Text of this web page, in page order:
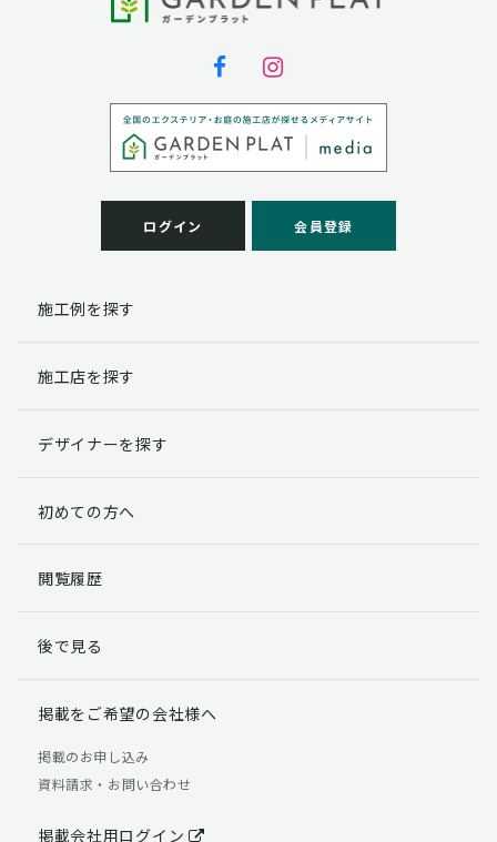
弊社は法律で定められている場合を除いて、お客様の個
個人情報の取扱い業務の委託
弊社は事業運営上、お客様により良いサービスを提供す
るために業務の一部を外部に委託しており、業務委託先
客様には、貴殿の個人情報の利用目的の通知、開示、訂
理・機密保持などによりお客様の個人情報の漏洩防止に
個人情報提出の任意性
す。
らかじめご了承ください。
個人情報の開示請求について
る権利があります。
「個人情報の取り扱いについて」
【お問合せ先】 個人情報問合せ窓口
TEL：03-5411-7891（平日9:00 ～ 18:00）
ログイン 会員登録
施工例を探す
施工店を探す
デザイナーを探す
初めての方へ
閲覧履歴
後で見る
掲載をご希望の会社様へ
掲載のお申し込み
資料請求・お問い合わせ
掲載会社用ログイン